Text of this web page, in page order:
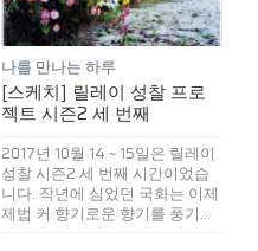
나를 만나는 하루
[스케치] 릴레이 성찰 프로
젝트 시즌2 세 번째
2017년 10월 14 ~ 15일은 릴레이
성찰 시즌2 세 번째 시간이었습
니다. 작년에 심었던 국화는 이제
제법 커 향기로운 향기를 풍기...